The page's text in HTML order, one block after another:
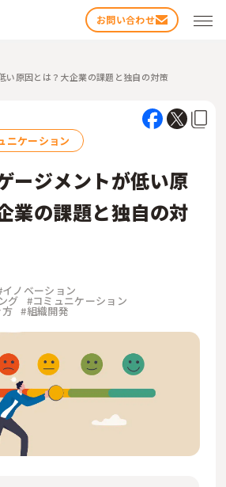
お問い合わせ
い原因とは？大企業の課題と独自の対策
ニケーション
ージメントが低い原
業の課題と独自の対
イノベーション
グ #コミュニケーション
#組織開発